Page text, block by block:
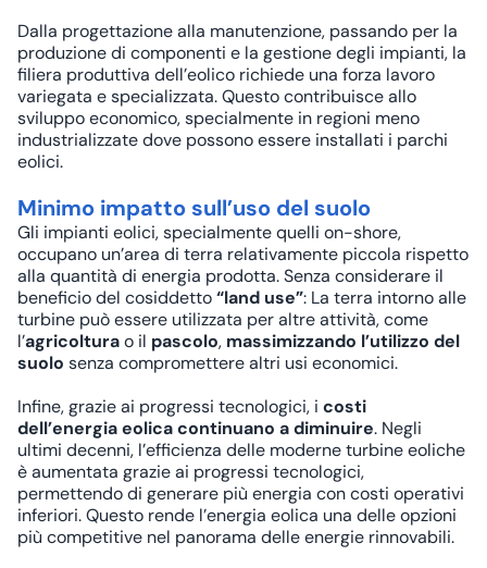
Dalla progettazione alla manutenzione, passando per la
produzione di componenti e la gestione degli impianti, la
filiera produttiva dell’eolico richiede una forza lavoro
variegata e specializzata. Questo contribuisce allo
sviluppo economico, specialmente in regioni meno
industrializzate dove possono essere installati i parchi
eolici.
Minimo impatto sull’uso del suolo
Gli impianti eolici, specialmente quelli on-shore,
occupano un’area di terra relativamente piccola rispetto
alla quantità di energia prodotta. Senza considerare il
beneficio del cosiddetto“land use”: La terra intorno alle
turbine può essere utilizzata per altre attività, come
l’agricolturao il pascolo, massimizzando l’utilizzo del
suolo senza compromettere altri usi economici.
Infine, grazie ai progressi tecnologici, i costi
dell’energia eolica continuano a diminuire. Negli
ultimi decenni, l’efficienza delle moderne turbine eoliche
è aumentata grazie ai progressi tecnologici,
permettendo di generare più energia con costi operativi
inferiori. Questo rende l’energia eolica una delle opzioni
più competitive nel panorama delle energie rinnovabili.